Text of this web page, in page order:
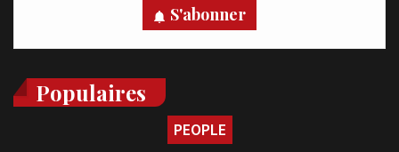
S'abonner
Populaires
PEOPLE